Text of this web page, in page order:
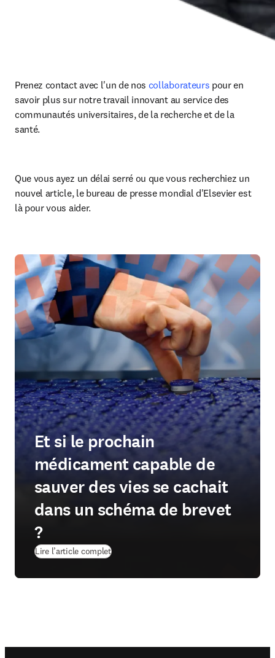
Prenez contact avec l'un de nos collaborateurs pour en
savoir plus sur notre travail innovant au service des
communautés universitaires, de la recherche et de la
santé.
Que vous ayez un délai serré ou que vous recherchiez un
nouvel article, le bureau de presse mondial d'Elsevier est
là pour vous aider.
Et si le prochain
médicament capable de
sauver des vies se cachait
dans un schéma de brevet
?
Lire l’article complet(